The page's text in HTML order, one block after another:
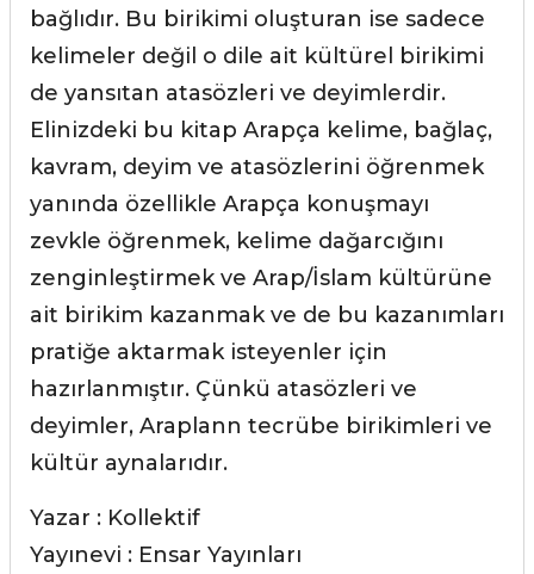
bağlıdır. Bu birikimi oluşturan ise sadece
kelimeler değil o dile ait kültürel birikimi
de yansıtan atasözleri ve deyimlerdir.
Elinizdeki bu kitap Arapça kelime, bağlaç,
kavram, deyim ve atasözlerini öğrenmek
yanında özellikle Arapça konuşmayı
zevkle öğrenmek, kelime dağarcığını
zenginleştirmek ve Arap/İslam kültürüne
ait birikim kazanmak ve de bu kazanımları
pratiğe aktarmak isteyenler için
hazırlanmıştır. Çünkü atasözleri ve
deyimler, Araplann tecrübe birikimleri ve
kültür aynalarıdır.
Yazar : Kollektif
Yayınevi : Ensar Yayınları